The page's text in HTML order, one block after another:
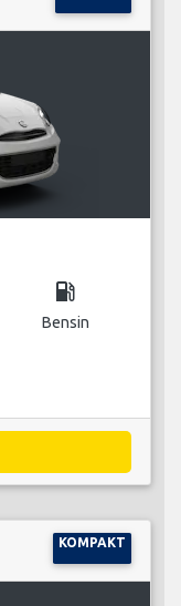
local_gas_station
Bensin
KOMPAKT